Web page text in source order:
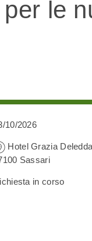
le
10/2026
Hotel Grazia
Sassari
in corso